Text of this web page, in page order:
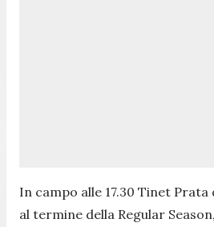
In campo alle 17.30 Tinet
al termine della Regular